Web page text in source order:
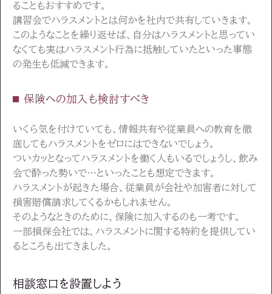
ることもおすすめです。
講習会でハラスメントとは何かを社内で共有していきます。
このようなことを繰り返せば、自分はハラスメントと思ってい
なくても実はハラスメント行為に抵触していたといった事態
の発生も低減できます。
保険への加入も検討すべき
いくら気を付けていても、情報共有や従業員への教育を徹
底してもハラスメントをゼロにはできないでしょう。
ついカッとなってハラスメントを働く人もいるでしょうし、飲み
会で酔った勢いで…といったことも想定できます。
ハラスメントが起きた場合、従業員が会社や加害者に対して
損害賠償請求してくるかもしれません。
そのようなときのために、保険に加入するのも一考です。
一部損保会社では、ハラスメントに関する特約を提供してい
るところも出てきました。
相談窓口を設置しよう